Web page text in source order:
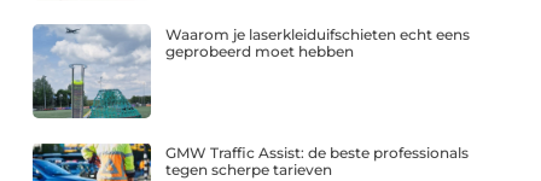
Waarom je laserkleiduifschieten echt eens
geprobeerd moet hebben
GMW Traffic Assist: de beste professionals
tegen scherpe tarieven